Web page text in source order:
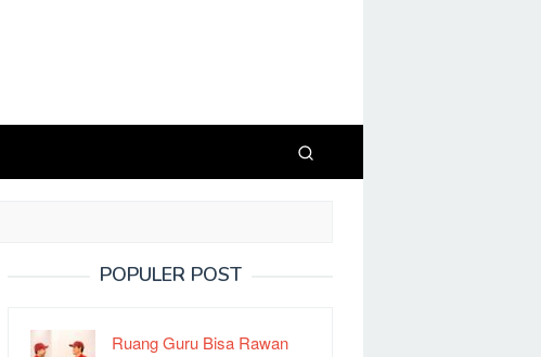
POPULER POST
Ruang Guru Bisa Rawan